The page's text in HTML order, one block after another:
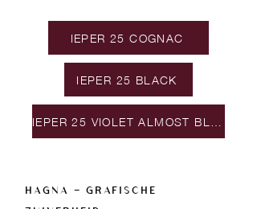
IEPER 25 COGNAC
IEPER 25 BLACK
HAGNA — GRAFISCHE